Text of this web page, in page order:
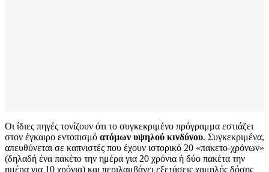
Οι ίδιες πηγές τονίζουν ότι το συγκεκριμένο πρόγραμμα εστιάζει
στον έγκαιρο εντοπισμό ατόμων υψηλού κινδύνου. Συγκεκριμένα,
απευθύνεται σε καπνιστές που έχουν ιστορικό 20 «πακετο-χρόνων»
(δηλαδή ένα πακέτο την ημέρα για 20 χρόνια ή δύο πακέτα την
ημέρα για 10 χρόνια) και περιλαμβάνει εξετάσεις χαμηλής δόσης